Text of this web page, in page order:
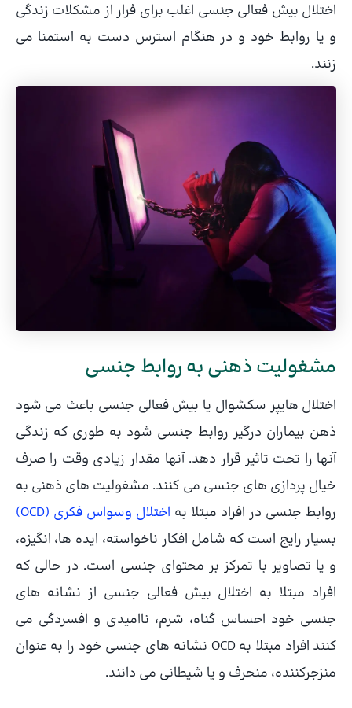
اختلال بیش فعالی جنسی اغلب برای فرار از مشکلات زندگی
و یا روابط خود و در هنگام استرس دست به استمنا می
زنند.
مشغولیت ذهنی به روابط جنسی
اختلال هایپر سکشوال یا بیش فعالی جنسی باعث می شود
ذهن بیماران درگیر روابط جنسی شود به طوری که زندگی
آنها را تحت تاثیر قرار دهد. آنها مقدار زیادی وقت را صرف
خیال پردازی های جنسی می کنند. مشغولیت های ذهنی به
روابط جنسی در افراد مبتلا به اختلال وسواس فکری (OCD)
بسیار رایج است که شامل افکار ناخواسته، ایده ها، انگیزه،
و یا تصاویر با تمرکز بر محتوای جنسی است. در حالی که
افراد مبتلا به اختلال بیش فعالی جنسی از نشانه های
جنسی خود احساس گناه، شرم، ناامیدی و افسردگی می
کنند افراد مبتلا به OCD نشانه های جنسی خود را به عنوان
منزجرکننده، منحرف و یا شیطانی می دانند.